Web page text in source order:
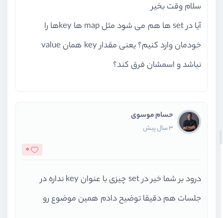
سلام وقت بخیر
آیا در set ها هم می شود مثل map ها keyها را
خودمان وارد کنیم؟ یعنی مقدار key همان value
نباشد و اسمشان فرق کند؟
حسام موسوی
3 سال پیش
0
درود بر شما خیر در set چیزی با عنوان key نداره در
جلسات هم دقیقا توضیح دادم همین موضوع رو